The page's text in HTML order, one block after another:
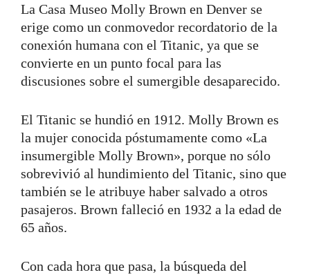
La Casa Museo Molly Brown en Denver se
erige como un conmovedor recordatorio de la
conexión humana con el Titanic, ya que se
convierte en un punto focal para las
discusiones sobre el sumergible desaparecido.
El Titanic se hundió en 1912. Molly Brown es
la mujer conocida póstumamente como «La
insumergible Molly Brown», porque no sólo
sobrevivió al hundimiento del Titanic, sino que
también se le atribuye haber salvado a otros
pasajeros. Brown falleció en 1932 a la edad de
65 años.
Con cada hora que pasa, la búsqueda del